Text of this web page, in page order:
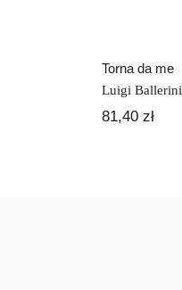
Torna da me
Luigi Ballerini
81,40 zł